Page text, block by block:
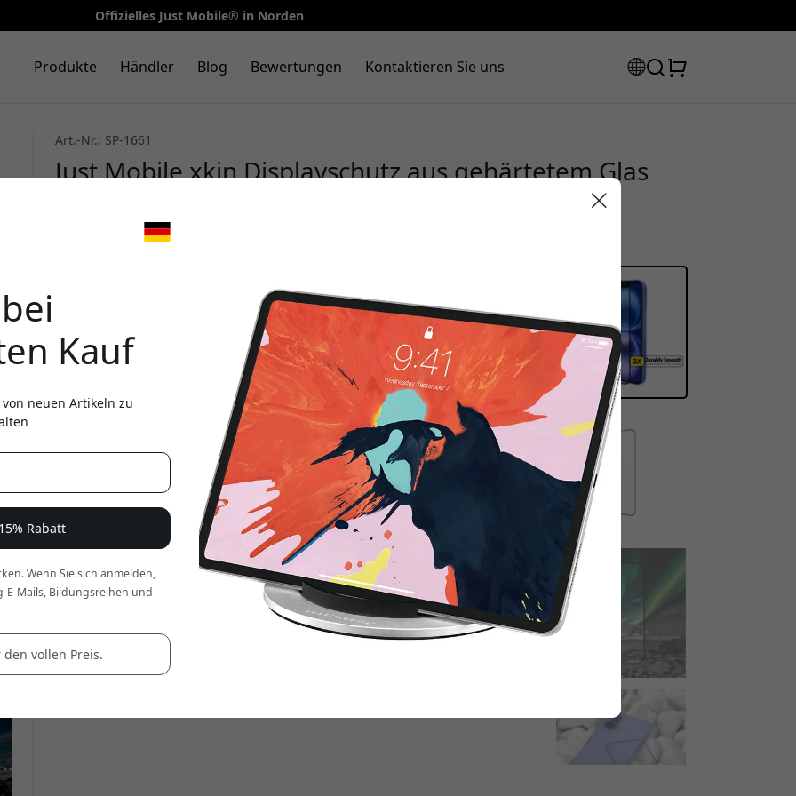
Offizielles Just Mobile® in Norden
Produkte Händler Blog Bewertungen Kontaktieren Sie uns
Art.-Nr.: SP-1661
Just Mobile xkin Displayschutz aus gehärtetem Glas
Beschichtung und Installationsset - Klar
Kauf
neuen Artikeln zu
Rabatt
Wenn Sie sich anmelden,
E-Mails, Bildungsreihen und
vollen Preis.
Verwende diesen Code an der Kasse, um 15% Rabatt zu
erhalten.